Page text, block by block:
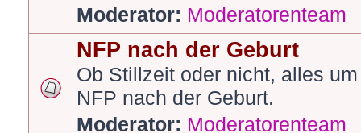
Moderator: Moderatorenteam
NFP nach der Geburt
Ob Stillzeit oder nicht, alles
NFP nach der Geburt.
Moderator: Moderatorenteam